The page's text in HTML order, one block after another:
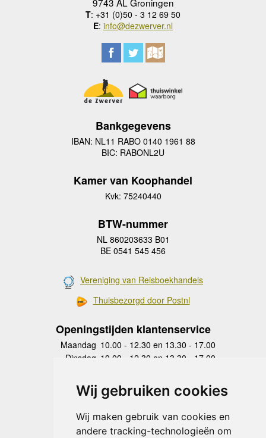
Wij gebruiken cookies
Wij maken gebruik van cookies en
andere tracking-technologieën om
T: +31 (0)50 - 3 12 69 50
E: info@dezwerver.nl
Bankgegevens
IBAN: NL11 RABO 0140 1961 88
BIC: RABONL2U
Kamer van Koophandel
Kvk: 75240440
BTW-nummer
NL 860203633 B01
BE 0541 545 456
Vereniging van Reisboekhandels
Thuisbezorgd door Postnl
Openingstijden klantenservice
Maandag 10.00 - 12.30 en 13.30 - 17.00
Dinsdag 10.00 - 12.30 en 13.30 - 17.00
Donderdag
10.00 - 12.30 en 13.30 - 17.00
Vrijdag 10.00 - 12.30 en 13.30 - 17.00
Zaterdag
gesloten
Zondag gesloten